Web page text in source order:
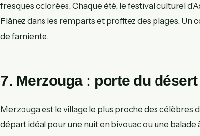
fresques colorées. Chaque été, le festival culturel
Flânez dans les remparts et profitez des plages. Un
de farniente.
7. Merzouga : porte du désert
Merzouga est le village le plus proche des célèbres
départ idéal pour une nuit en bivouac ou une balade